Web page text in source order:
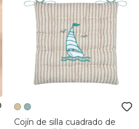
Cojín de silla cuadrado de